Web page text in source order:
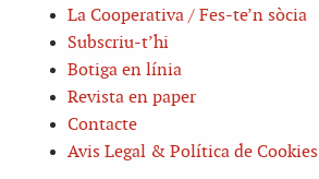
La Cooperativa / Fes-te’n sòcia
Subscriu-t’hi
Botiga en línia
Revista en paper
Contacte
Avis Legal & Política de Cookies